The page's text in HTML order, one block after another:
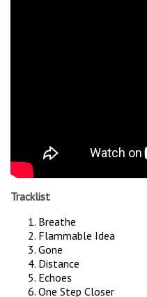
Tracklist
Breathe
Flammable Idea
Gone
Distance
Echoes
One Step Closer